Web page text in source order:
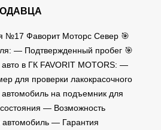
№17 Фаворит Моторс Север 🎯
— Подтвержденный пробег 🎯
в ГК FAVORIT MOTORS: —
для проверки лакокрасочного
на подъемник для
состояния — Возможность
автомобиль — Гарантия